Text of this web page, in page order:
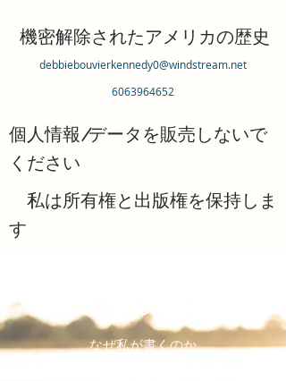
機密解除されたアメリカの歴史
debbiebouvierkennedy0@windstream.net
6063964652
個人情報/データを販売しないで
ください
私は所有権と出版権を保持しま
す
私について
なぜ私が書くのか